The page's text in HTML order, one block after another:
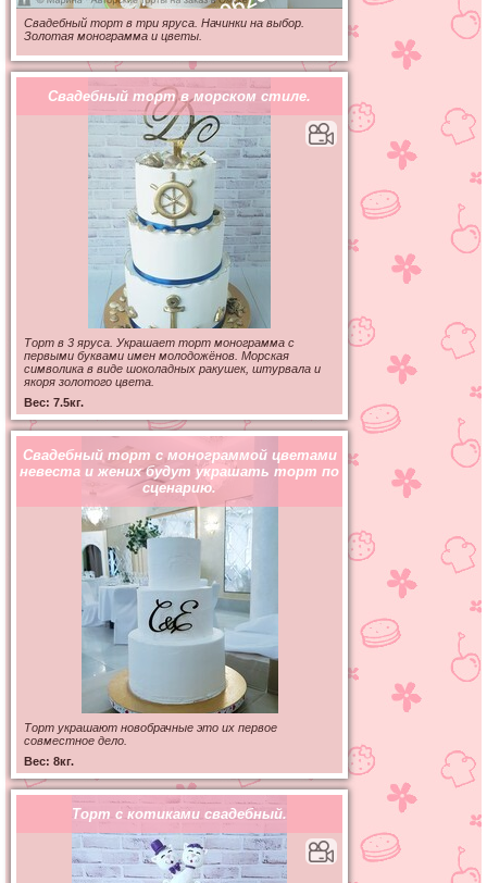
Свадебный торт в три яруса. Начинки на выбор.
Золотая монограмма и цветы.
Свадебный торт в морском стиле.
Торт в 3 яруса. Украшает торт монограмма с
первыми буквами имен молодожёнов. Морская
символика в виде шоколадных ракушек, штурвала и
якоря золотого цвета.
Вес: 7.5кг.
Свадебный торт с монограммой цветами
невеста и жених будут украшать торт по
сценарию.
Торт украшают новобрачные это их первое
совместное дело.
Вес: 8кг.
Торт с котиками свадебный.